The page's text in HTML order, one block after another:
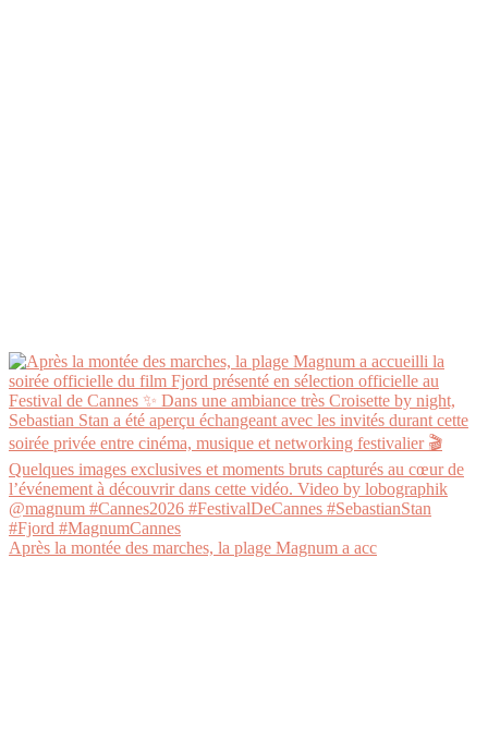
Après la montée des marches, la plage Magnum a acc